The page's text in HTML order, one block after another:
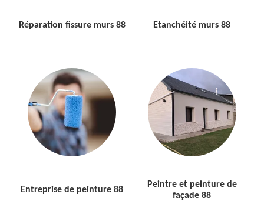
Réparation fissure murs 88 Etanchéité murs 88
Entreprise de peinture 88
Peintre et peinture de
façade 88